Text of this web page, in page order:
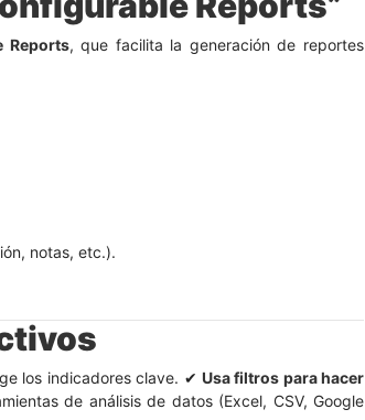
Reports, que facilita la generación de reportes
notas, etc.).
los indicadores clave. ✔ Usa filtros para hacer
de análisis de datos (Excel, CSV, Google